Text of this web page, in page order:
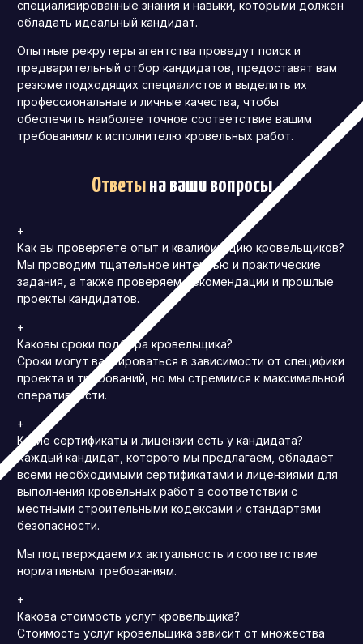
специализированные знания и навыки, которыми должен
обладать идеальный кандидат.
Опытные рекрутеры агентства проведут поиск и
предварительный отбор кандидатов, предоставят вам
резюме подходящих специалистов и выделить их
профессиональные и личные качества, чтобы
обеспечить наиболее точное соответствие вашим
требованиям к исполнителю кровельных работ.
Ответына ваши вопросы
+
Как вы проверяете опыт и квалификацию кровельщиков?
Мы проводим тщательное интервью и практические
задания, а также проверяем рекомендации и прошлые
проекты кандидатов.
+
Каковы сроки подбора кровельщика?
Сроки могут варьироваться в зависимости от специфики
проекта и требований, но мы стремимся к максимальной
оперативности.
+
Какие сертификаты и лицензии есть у кандидата?
Каждый кандидат, которого мы предлагаем, обладает
всеми необходимыми сертификатами и лицензиями для
выполнения кровельных работ в соответствии с
местными строительными кодексами и стандартами
безопасности.
Мы подтверждаем их актуальность и соответствие
нормативным требованиям.
+
Какова стоимость услуг кровельщика?
Стоимость услуг кровельщика зависит от множества